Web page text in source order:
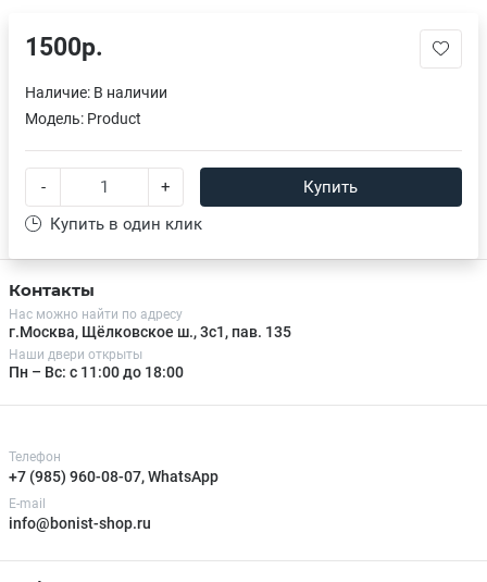
1500р.
Наличие: В наличии
Модель: Product
- +
Купить
Купить в один клик
Контакты
Нас можно найти по адресу
г.Москва, Щёлковское ш., 3с1, пав. 135
Наши двери открыты
Пн – Вс: с 11:00 до 18:00
Телефон
+7 (985) 960-08-07, WhatsApp
E-mail
info@bonist-shop.ru